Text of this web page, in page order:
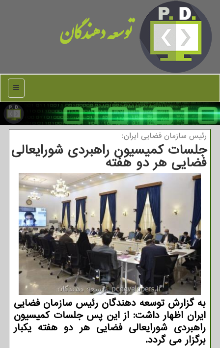
توسعه دهندگان
منو
رئیس سازمان فضایی ایران:
جلسات كمیسیون راهبردی شورایعالی
فضایی هر دو هفته
به گزارش توسعه دهندگان رئیس سازمان فضایی
ایران اظهار داشت: از این پس جلسات كمیسیون
راهبردی شورایعالی فضایی هر دو هفته یكبار
برگزار می گردد.